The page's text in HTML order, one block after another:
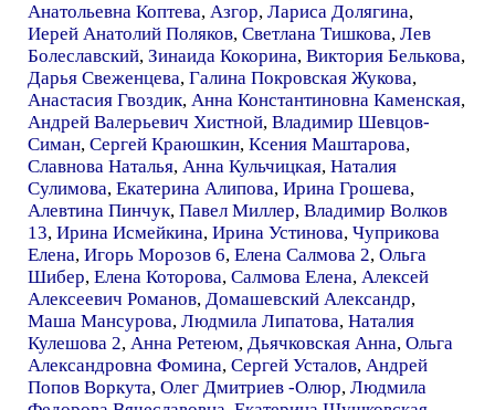
Анатольевна Коптева, Азгор, Лариса Долягина,
Иерей Анатолий Поляков, Светлана Тишкова, Лев
Болеславский, Зинаида Кокорина, Виктория Белькова,
Дарья Свеженцева, Галина Покровская Жукова,
Анастасия Гвоздик, Анна Константиновна Каменская,
Андрей Валерьевич Хистной, Владимир Шевцов-
Симан, Сергей Краюшкин, Ксения Маштарова,
Славнова Наталья, Анна Кульчицкая, Наталия
Сулимова, Екатерина Алипова, Ирина Грошева,
Алевтина Пинчук, Павел Миллер, Владимир Волков
13, Ирина Исмейкина, Ирина Устинова, Чуприкова
Елена, Игорь Морозов 6, Елена Салмова 2, Ольга
Шибер, Елена Которова, Салмова Елена, Алексей
Алексеевич Романов, Домашевский Александр,
Маша Мансурова, Людмила Липатова, Наталия
Кулешова 2, Анна Ретеюм, Дьячковская Анна, Ольга
Александровна Фомина, Сергей Усталов, Андрей
Попов Воркута, Олег Дмитриев -Олюр, Людмила